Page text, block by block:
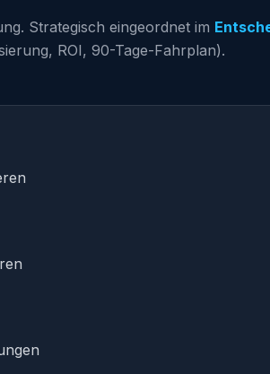
Strategisch eingeordnet im
ROI, 90-Tage-Fahrplan).